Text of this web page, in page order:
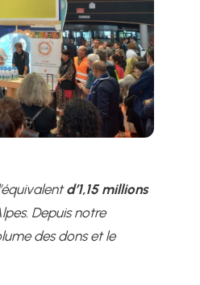
d’1,15 millions
Depuis notre
des dons et le